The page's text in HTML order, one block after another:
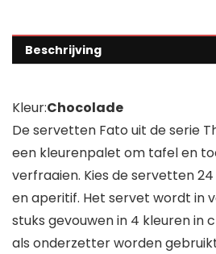
Beschrijving
Kleur:Chocolade
De servetten Fato uit de serie
een kleurenpalet om tafel en
verfraaien. Kies de servetten
en aperitif. Het servet wordt in
stuks gevouwen in 4 kleuren in
als onderzetter worden